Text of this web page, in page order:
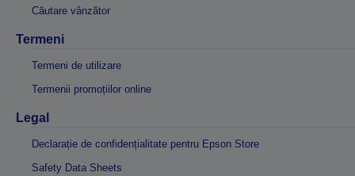
Căutare vânzător
Termeni
Termeni de utilizare
Termenii promoțiilor online
Legal
Declarație de confidențialitate pentru Epson Store
Safety Data Sheets